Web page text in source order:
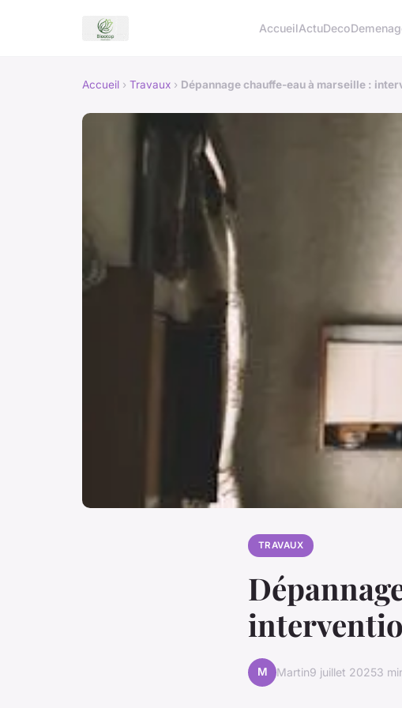
AccueilActuDeco
Accueil › Travaux › Dépannage chauffe-eau à marseille :
TRAVAUX
M Martin9 juillet 20253